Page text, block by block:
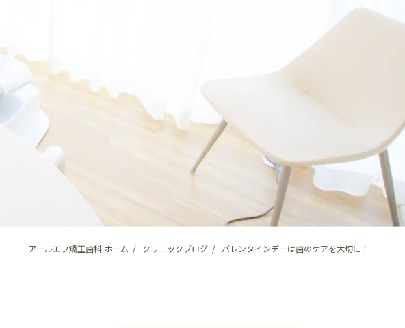
アールエフ矯正歯科 ホーム クリニックブログ バレンタインデーは歯のケアを大切に！